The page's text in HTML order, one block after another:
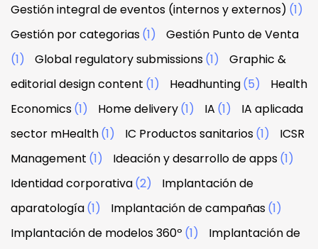
Gestión integral de eventos (internos y externos) (1)
Gestión por categorias(1)
Gestión Punto de Venta
(1)
Global regulatory submissions(1)
Graphic &
editorial design content (1) Headhunting(5)
Health
Economics(1) Home delivery(1) IA (1)
IA aplicada
sector mHealth(1) IC Productos sanitarios(1)
ICSR
Management (1) Ideación y desarrollo de apps(1)
Identidad corporativa(2)
Implantación de
aparatología(1) Implantación de campañas(1)
Implantación de modelos 360º (1)
Implantación de